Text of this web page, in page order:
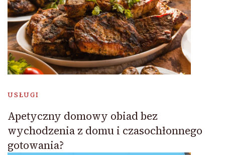
USŁUGI
Apetyczny domowy obiad bez
wychodzenia z domu i czasochłonnego
gotowania?